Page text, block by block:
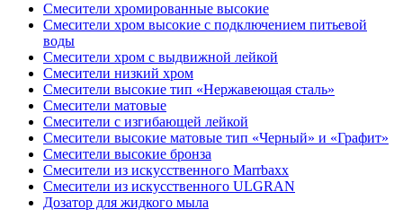
Смесители хромированные высокие
Смесители хром высокие с подключением питьевой
воды
Смесители хром с выдвижной лейкой
Смесители низкий хром
Смесители высокие тип «Нержавеющая сталь»
Смесители матовые
Смесители с изгибающей лейкой
Смесители высокие матовые тип «Черный» и «Графит»
Смесители высокие бронза
Смесители из искусственного Marrbaxx
Смесители из искусственного ULGRAN
Дозатор для жидкого мыла